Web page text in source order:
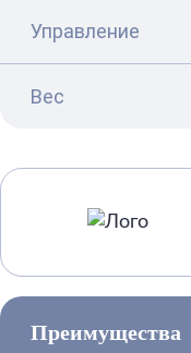
Управление
Вес
Преимущества